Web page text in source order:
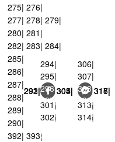
275| 276|
277| 278| 279|
280| 281|
282| 283| 284|
285|
286|
287|
288|
289|
290|
291| 292| 293|
294|
295|
296|
297|
298|
299|
300|
301|
302|
303| 304| 305|
306|
307|
308|
309|
310|
311|
313|
314|
315| 316| 317|
392| 393|